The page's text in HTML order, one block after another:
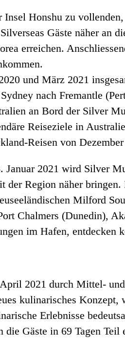
Insel Honshu zu
Gäste näher an
erreichen.
und März 2021
nach Fremantle
an Bord der Silver
Reiseziele in
Reisen von
2021 wird Silver
Region näher
Milford
Chalmers (Dunedin),
im Hafen, entdecken
2021 durch Mittel-
kulinarisches
Erlebnisse
Gäste in 69 Tagen